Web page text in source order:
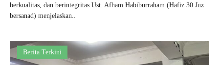
berkualitas, dan berintegritas Ust. Afham Habiburraham (Hafiz 30 Juz
bersanad) menjelaskan..
Berita Terkini